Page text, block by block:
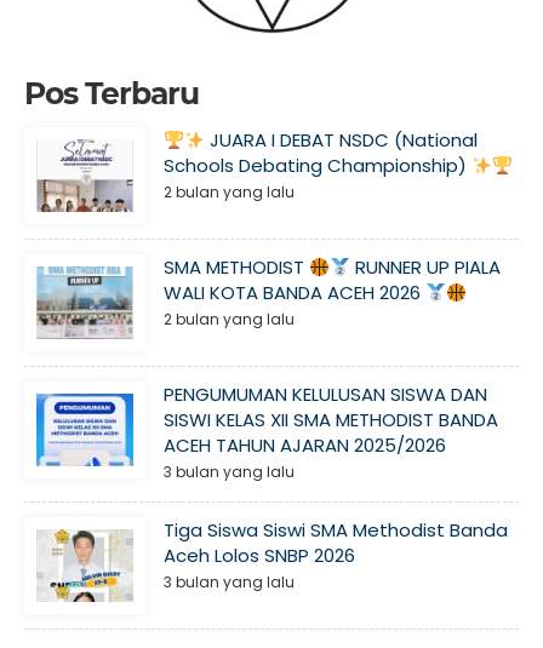
Pos Terbaru
JUARA I DEBAT NSDC (National
Schools Debating Championship)
2 bulan yang lalu
SMA METHODIST
RUNNER UP PIALA
WALI KOTA BANDA ACEH 2026
2 bulan yang lalu
PENGUMUMAN KELULUSAN SISWA DAN
SISWI KELAS XII SMA METHODIST BANDA
ACEH TAHUN AJARAN 2025/2026
3 bulan yang lalu
Tiga Siswa Siswi SMA Methodist Banda
Aceh Lolos SNBP 2026
3 bulan yang lalu